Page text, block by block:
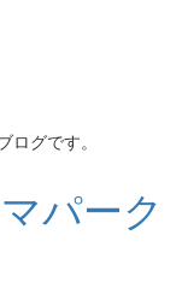
グです。
パーク